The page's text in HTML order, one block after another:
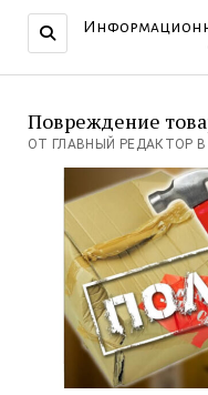
Повреждение
ОТ ГЛАВНЫЙ РЕДАКТОР В